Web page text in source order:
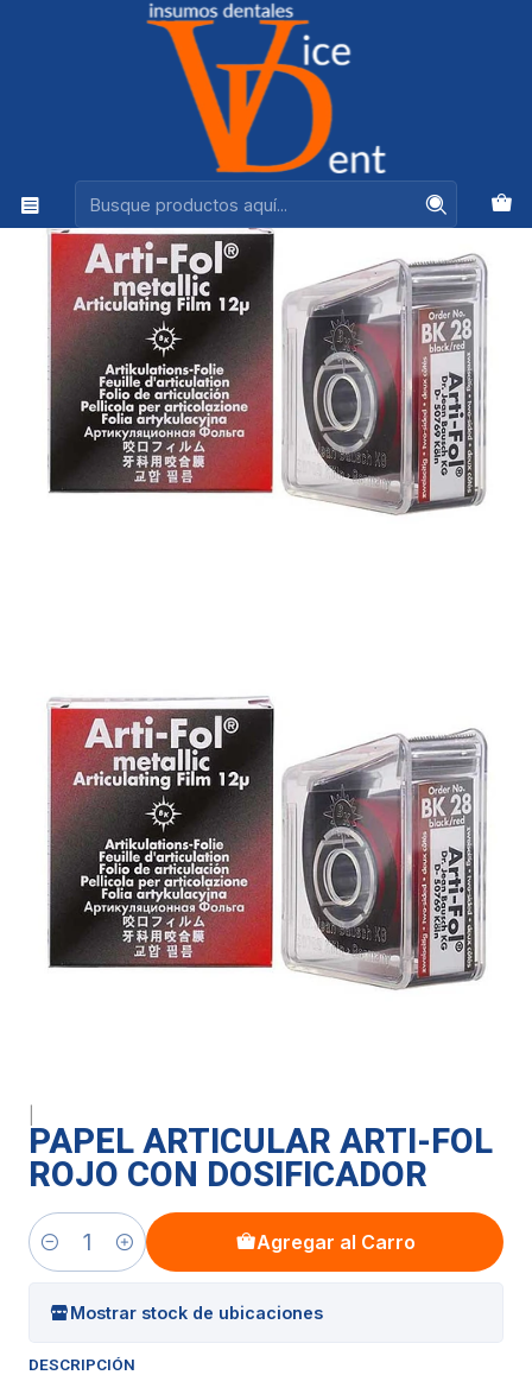
Ventas +56944575313
ADHESION Y RESTAURACION
PAPEL ARTICULAR ARTI-FOL ROJO CON DOSIFICADOR
PAPEL ARTICULAR ARTI-FOL
ROJO CON DOSIFICADOR
Cantidad
Agregar al Carro
Mostrar stock de ubicaciones
DESCRIPCIÓN